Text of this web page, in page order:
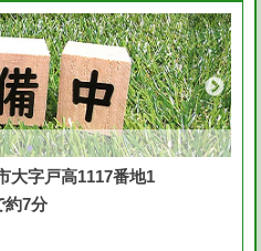
大字戸高1117番地1
約7分